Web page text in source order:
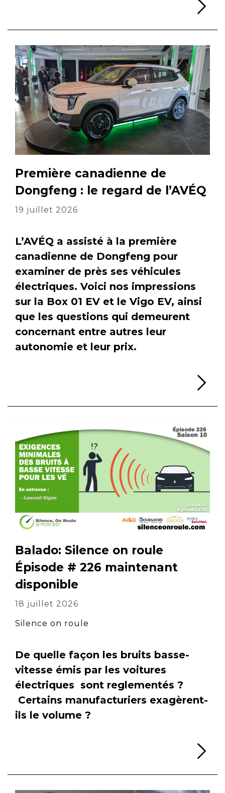
Première canadienne de
Dongfeng : le regard de l’AVÉQ
19 juillet 2026
L’AVÉQ a assisté à la première
canadienne de Dongfeng pour
examiner de près ses véhicules
électriques. Voici nos impressions
sur la Box 01 EV et le Vigo EV, ainsi
que les questions qui demeurent
concernant entre autres leur
autonomie et leur prix.
Balado: Silence on roule
Épisode # 226 maintenant
disponible
18 juillet 2026
Silence on roule
De quelle façon les bruits basse-
vitesse émis par les voitures
électriques sont reglementés ?
Certains manufacturiers exagèrent-
ils le volume ?